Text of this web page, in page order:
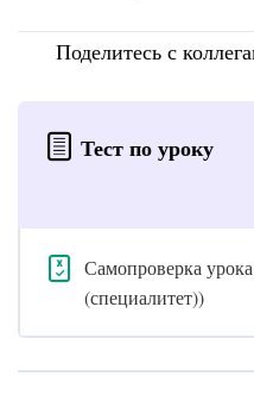
Поделитесь с
Тест по уроку
Самопроверка
(специалитет))